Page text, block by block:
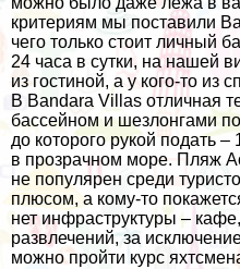
критериям мы поставили
чего только стоит личный
24 часа в сутки, на нашей
из гостиной, а у кого-то из
В Bandara Villas отличная
бассейном и шезлонгами
до которого рукой подать
в прозрачном море. Пляж
не популярен среди
плюсом, а кому-то
нет инфраструктуры –
развлечений, за
можно пройти курс